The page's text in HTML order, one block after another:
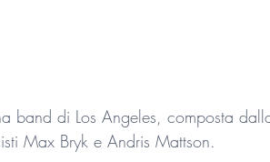
band di Los Angeles, composta
Max Bryk e Andris Mattson.